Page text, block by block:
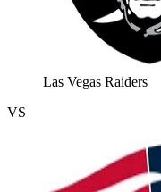
Las Vegas Raiders
VS